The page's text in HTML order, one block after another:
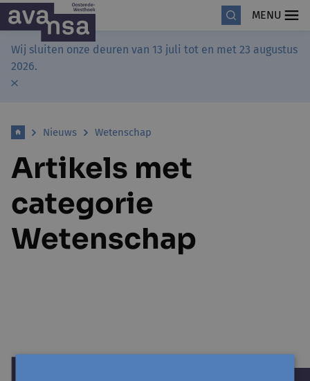
MENU
Wij sluiten onze deuren van 13 juli tot en met 23 augustus
2026.
Nieuws Wetenschap
Artikels met
categorie
Wetenschap